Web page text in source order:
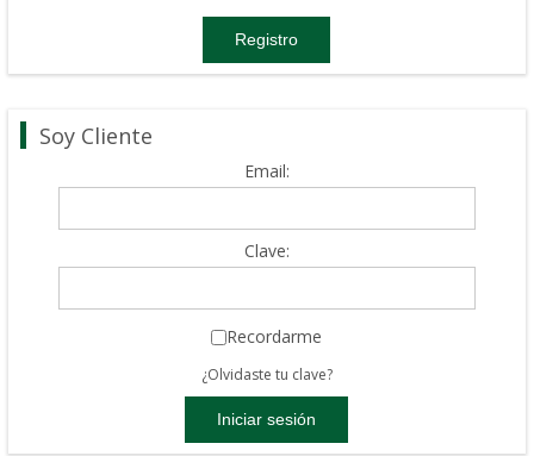
Soy Cliente
Email:
Clave:
Recordarme
¿Olvidaste tu clave?